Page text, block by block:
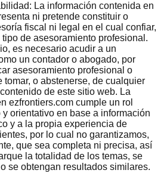
La información contenida en
ni pretende constituir o
fiscal ni legal en el cual confiar,
de asesoramiento profesional.
es necesario acudir a un
un contador o abogado, por
asesoramiento profesional o
o abstenerse, de cualquier
de este sitio web. La
ezfrontiers.com cumple un rol
orientativo en base a información
y a la propia experiencia de
por lo cual no garantizamos,
que sea completa ni precisa, así
la totalidad de los temas, se
se obtengan resultados similares.